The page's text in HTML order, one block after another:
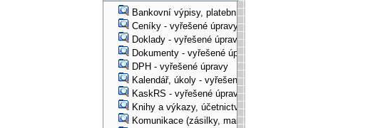
Bankovní výpisy, platební příkazy - vyřešené úpravy
Ceníky - vyřešené úpravy
Doklady - vyřešené úpravy
Dokumenty - vyřešené úpravy
DPH - vyřešené úpravy
Kalendář, úkoly - vyřešené úpravy
KaskRS - vyřešené úpravy
Knihy a výkazy, účetnictví - vyřešené úpravy
Komunikace (zásilky, mail-systém, ...) - vyřešené úpravy